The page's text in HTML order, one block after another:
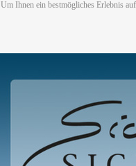
Um Ihnen ein bestmögliches Erlebnis